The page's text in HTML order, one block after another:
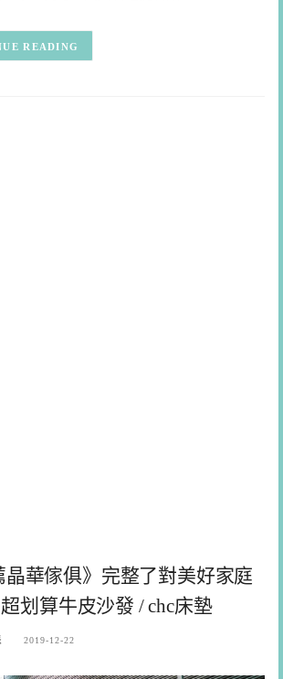
READING
晶華傢俱》完整了對美好家庭
划算牛皮沙發 / chc床墊
2019-12-22